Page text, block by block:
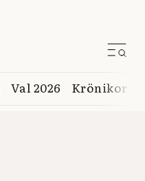
Val 2026 Krönikor